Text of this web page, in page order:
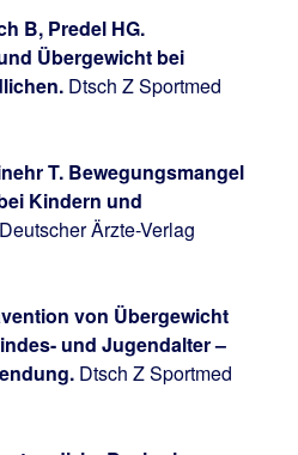
B, Predel HG.
Übergewicht bei
Dtsch Z Sportmed
T. Bewegungsmangel
Kindern und
Ärzte-Verlag
von Übergewicht
und Jugendalter –
Dtsch Z Sportmed